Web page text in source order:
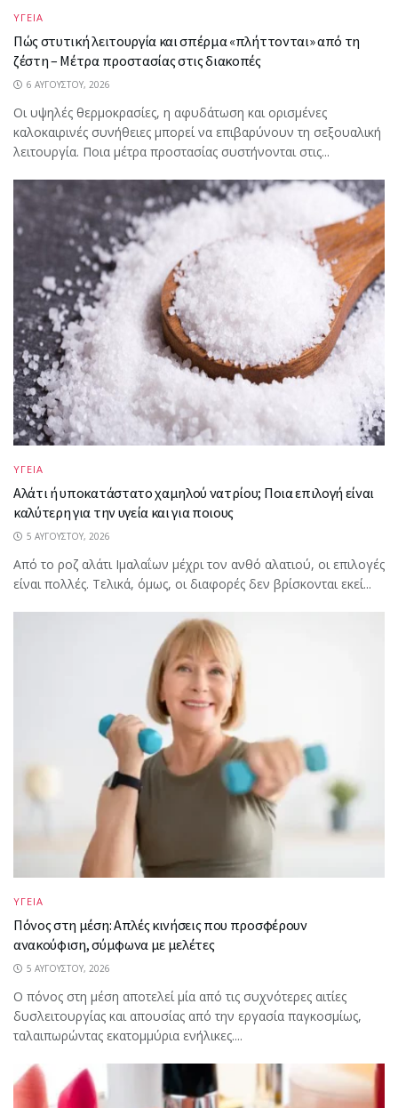
ΥΓΕΙΑ
Πώς στυτική λειτουργία και σπέρμα «πλήττονται» από τη
ζέστη – Μέτρα προστασίας στις διακοπές
6 ΑΥΓΟΎΣΤΟΥ, 2026
Οι υψηλές θερμοκρασίες, η αφυδάτωση και ορισμένες
καλοκαιρινές συνήθειες μπορεί να επιβαρύνουν τη σεξουαλική
λειτουργία. Ποια μέτρα προστασίας συστήνονται στις...
ΥΓΕΙΑ
Αλάτι ή υποκατάστατο χαμηλού νατρίου; Ποια επιλογή είναι
καλύτερη για την υγεία και για ποιους
5 ΑΥΓΟΎΣΤΟΥ, 2026
Από το ροζ αλάτι Ιμαλαΐων μέχρι τον ανθό αλατιού, οι επιλογές
είναι πολλές. Τελικά, όμως, οι διαφορές δεν βρίσκονται εκεί...
ΥΓΕΙΑ
Πόνος στη μέση: Απλές κινήσεις που προσφέρουν
ανακούφιση, σύμφωνα με μελέτες
5 ΑΥΓΟΎΣΤΟΥ, 2026
Ο πόνος στη μέση αποτελεί μία από τις συχνότερες αιτίες
δυσλειτουργίας και απουσίας από την εργασία παγκοσμίως,
ταλαιπωρώντας εκατομμύρια ενήλικες....